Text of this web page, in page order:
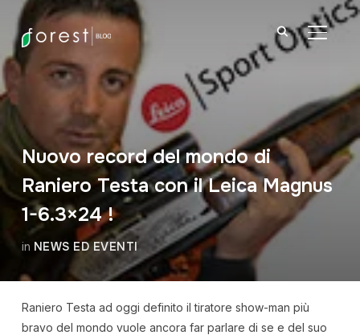
APRI/
Nuovo record del mondo di
Raniero Testa con il Leica Magnus
1-6.3×24 !
in NEWS ED EVENTI
Raniero Testa ad oggi definito il tiratore show-man più
bravo del mondo vuole ancora far parlare di se e del suo